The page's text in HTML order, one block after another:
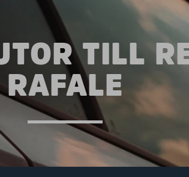
TILL
RAFALE